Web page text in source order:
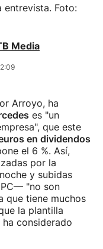
entrevista. Foto:
Media
Arroyo, ha
es "un
que este
en dividendos
el 6 %. Así,
por la
y subidas
"no son
que tiene muchos
la plantilla
considerado